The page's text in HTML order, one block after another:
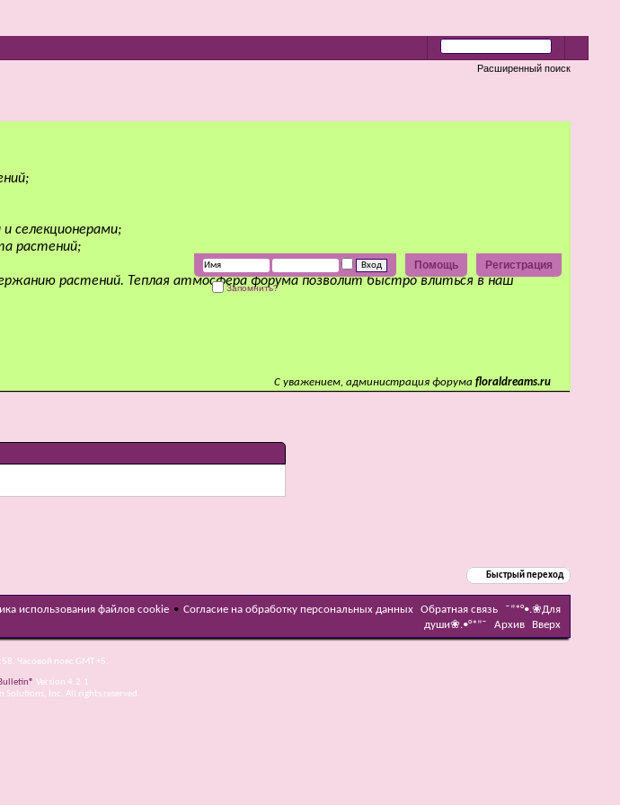
Регистрация
Помощь
Запомнить?
Расширенный поиск
селекционерами;
растений;
растений. Теплая атмосфера форума позволит быстро влиться в наш
С уважением, администрация форума floraldreams.ru
Быстрый переход
использования файлов cookie • Согласие на обработку персональных данных Обратная связь
˜”*°•.❀Для
души❀.•°*”˜
Архив Вверх
. Часовой пояс GMT +5.
Version 4.2.1
Inc. All rights reserved.